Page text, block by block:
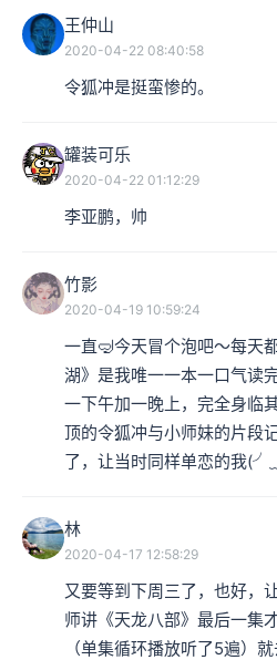
王仲山
2020-04-22 08:40:58
令狐冲是挺蛮惨的。
罐装可乐
2020-04-22 01:12:29
李亚鹏，帅
竹影
2020-04-19 10:59:24
一直🤿今天冒个泡吧～每天
湖》是我唯一一本一口气读
一下午加一晚上，完全身临
顶的令狐冲与小师妹的片段
了，让当时同样单恋的我
林
2020-04-17 12:58:29
又要等到下周三了，也好，
师讲《天龙八部》最后一集
（单集循环播放听了5遍）